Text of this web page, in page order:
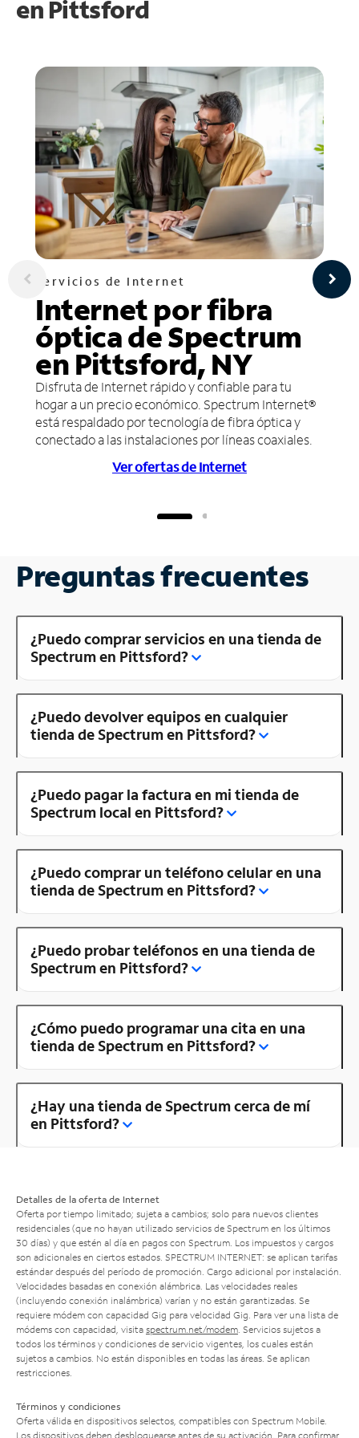
en Pittsford
Servicios de Internet
Internet por fibra
óptica de Spectrum
en Pittsford, NY
Disfruta de Internet rápido y confiable para tu
hogar a un precio económico. Spectrum Internet®
está respaldado por tecnología de fibra óptica y
conectado a las instalaciones por líneas coaxiales.
Ver ofertas de Internet
Preguntas frecuentes
¿Puedo comprar servicios en una tienda de
Spectrum en Pittsford?
¿Puedo devolver equipos en cualquier
tienda de Spectrum en Pittsford?
¿Puedo pagar la factura en mi tienda de
Spectrum local en Pittsford?
¿Puedo comprar un teléfono celular en una
tienda de Spectrum en Pittsford?
¿Puedo probar teléfonos en una tienda de
Spectrum en Pittsford?
¿Cómo puedo programar una cita en una
tienda de Spectrum en Pittsford?
¿Hay una tienda de Spectrum cerca de mí
en Pittsford?
Detalles de la oferta de Internet
Oferta por tiempo limitado; sujeta a cambios; solo para nuevos clientes
residenciales (que no hayan utilizado servicios de Spectrum en los últimos
30 días) y que estén al día en pagos con Spectrum. Los impuestos y cargos
son adicionales en ciertos estados. SPECTRUM INTERNET: se aplican tarifas
estándar después del período de promoción. Cargo adicional por instalación.
Velocidades basadas en conexión alámbrica. Las velocidades reales
(incluyendo conexión inalámbrica) varían y no están garantizadas. Se
requiere módem con capacidad Gig para velocidad Gig. Para ver una lista de
módems con capacidad, visita spectrum.net/modem . Servicios sujetos a
todos los términos y condiciones de servicio vigentes, los cuales están
sujetos a cambios. No están disponibles en todas las áreas. Se aplican
restricciones.
Términos y condiciones
Oferta válida en dispositivos selectos, compatibles con Spectrum Mobile.
Los dispositivos deben desbloquearse antes de su activación. Para confirmar